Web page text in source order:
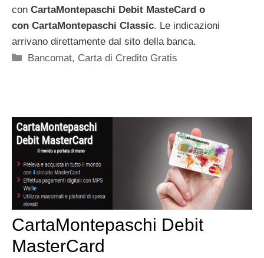
con CartaMontepaschi Debit MasteCard o
con CartaMontepaschi Classic. Le indicazioni
arrivano direttamente dal sito della banca.
Categorie
Bancomat, Carta di Credito Gratis
CartaMontepaschi Debit
MasterCard